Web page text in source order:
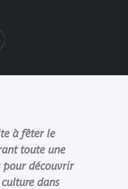
à fêter le
toute une
pour découvrir
dans